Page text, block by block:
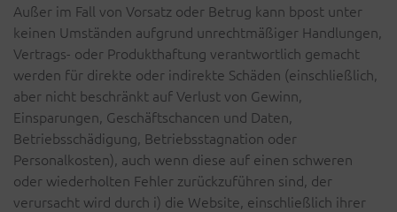
Außer im Fall von Vorsatz oder Betrug kann bpost unter
keinen Umständen aufgrund unrechtmäßiger Handlungen,
Vertrags- oder Produkthaftung verantwortlich gemacht
werden für direkte oder indirekte Schäden (einschließlich,
aber nicht beschränkt auf Verlust von Gewinn,
Einsparungen, Geschäftschancen und Daten,
Betriebsschädigung, Betriebsstagnation oder
Personalkosten), auch wenn diese auf einen schweren
oder wiederholten Fehler zurückzuführen sind, der
verursacht wird durch i) die Website, einschließlich ihrer